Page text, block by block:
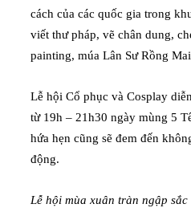
cách của các quốc gia trong
viết thư pháp, vẽ chân dung,
painting, múa Lân Sư Rồng
Lễ hội Cổ phục và Cosplay
từ 19h – 21h30 ngày mùng 5
hứa hẹn cũng sẽ đem đến
động.
Lễ hội mùa xuân tràn ngập